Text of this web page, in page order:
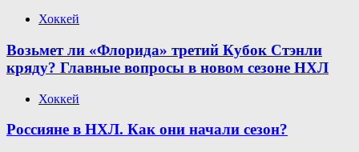
Хоккей
Возьмет ли «Флорида» третий Кубок Стэнли
кряду? Главные вопросы в новом сезоне НХЛ
Хоккей
Россияне в НХЛ. Как они начали сезон?